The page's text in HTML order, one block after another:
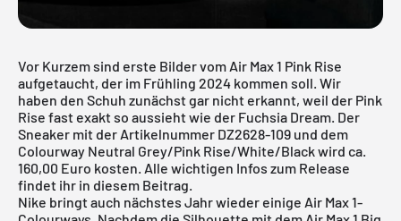
Vor Kurzem sind erste Bilder vom Air Max 1 Pink Rise
aufgetaucht, der im Frühling 2024 kommen soll. Wir
haben den Schuh zunächst gar nicht erkannt, weil der Pink
Rise fast exakt so aussieht wie der Fuchsia Dream. Der
Sneaker mit der Artikelnummer DZ2628-109 und dem
Colourway Neutral Grey/Pink Rise/White/Black wird ca.
160,00 Euro kosten. Alle wichtigen Infos zum Release
findet ihr in diesem Beitrag.
Nike bringt auch nächstes Jahr wieder einige Air Max 1-